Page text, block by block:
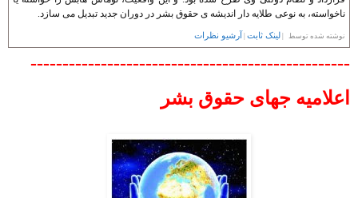
ناخواسته، به نوعی طلايه دار انديشه ی حقوق بشر در دوران جديد تبديل می سازد.
نوشته شده توسط | لینک ثابت آرشیو نظرات
--------------------------------------------------
اعلامیه جهای حقوق بشر